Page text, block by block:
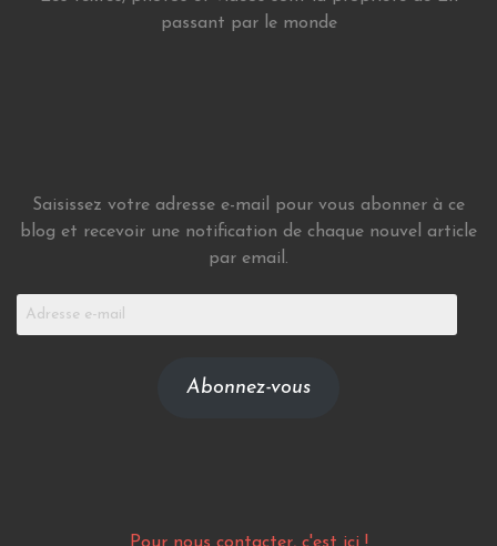
passant par le monde
Saisissez votre adresse e-mail pour vous abonner à ce
blog et recevoir une notification de chaque nouvel article
par email.
Adresse
Abonnez-vous
Pour nous contacter, c'est ici !